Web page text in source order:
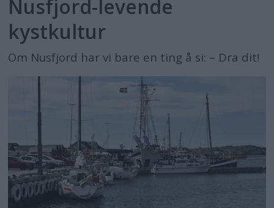
Nusfjord-levende
kystkultur
Om Nusfjord har vi bare en ting å si: – Dra dit!